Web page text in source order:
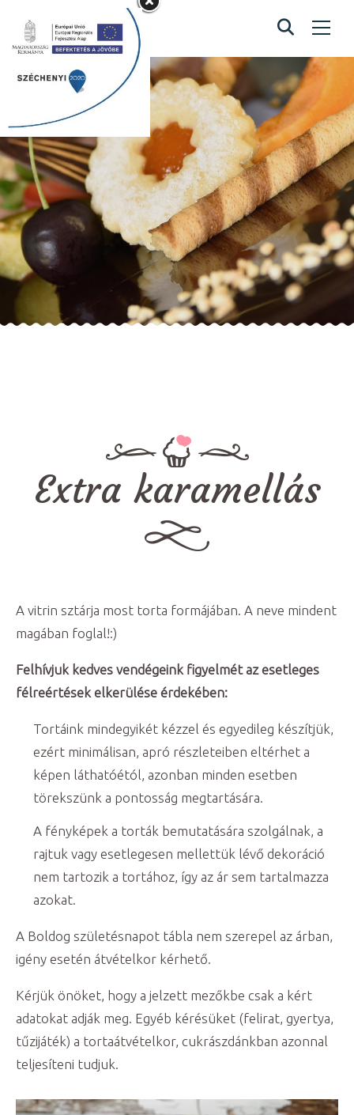
Extra karamellás
Home / Extra karamellás
Extra karamellás
A vitrin sztárja most torta formájában. A neve mindent
magában foglal!:)
Felhívjuk kedves vendégeink figyelmét az esetleges
félreértések elkerülése érdekében:
Tortáink mindegyikét kézzel és egyedileg készítjük,
ezért minimálisan, apró részleteiben eltérhet a
képen láthatóétól, azonban minden esetben
törekszünk a pontosság megtartására.
A fényképek a torták bemutatására szolgálnak, a
rajtuk vagy esetlegesen mellettük lévő dekoráció
nem tartozik a tortához, így az ár sem tartalmazza
azokat.
A Boldog születésnapot tábla nem szerepel az árban,
igény esetén átvételkor kérhető.
Kérjük önöket, hogy a jelzett mezőkbe csak a kért
adatokat adják meg. Egyéb kérésüket (felirat, gyertya,
tűzijáték) a tortaátvételkor, cukrászdánkban azonnal
teljesíteni tudjuk.